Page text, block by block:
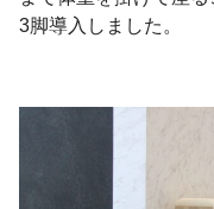
3脚導入しました。